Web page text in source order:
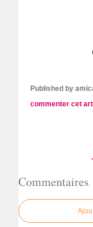
Published by
commenter cet
Commentaires